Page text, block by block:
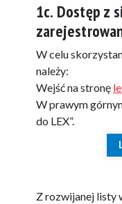
1c. Dostęp z
W celu
należy:
Wejść na stronę
W prawym
do LEX”.
Z rozwijanej listy